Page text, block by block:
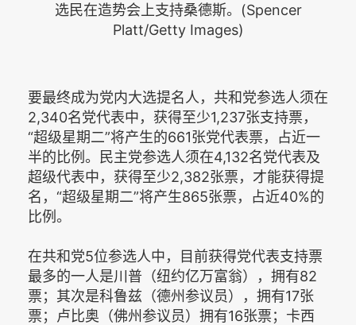
选民在造势会上支持桑德斯。(Spencer
Platt/Getty Images)
要最终成为党内大选提名人，共和党参选人须在
2,340名党代表中，获得至少1,237张支持票，
“超级星期二”将产生的661张党代表票，占近一
半的比例。民主党参选人须在4,132名党代表及
超级代表中，获得至少2,382张票，才能获得提
名，“超级星期二”将产生865张票，占近40%的
比例。
在共和党5位参选人中，目前获得党代表支持票
最多的一人是川普（纽约亿万富翁），拥有82
票；其次是科鲁兹（德州参议员），拥有17张
票；卢比奥（佛州参议员）拥有16张票；卡西